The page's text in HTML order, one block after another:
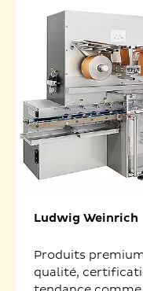
Ludwig Weinrich
Produits
qualité,